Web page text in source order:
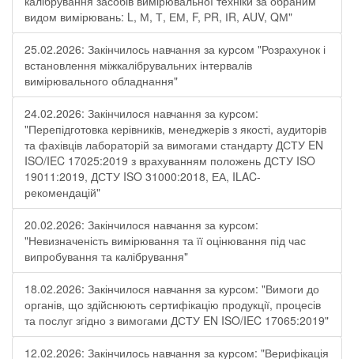
видом вимірювань: L, М, Т, ЕМ, F, РR, ІR, АUV, QМ"
25.02.2026: Закінчилось навчання за курсом "Розрахунок і
встановлення міжкалібрувальних інтервалів
вимірювального обладнання"
24.02.2026: Закінчилося навчання за курсом:
"Перепідготовка керівників, менеджерів з якості, аудиторів
та фахівців лабораторій за вимогами стандарту ДСТУ EN
ISO/IEC 17025:2019 з врахуванням положень ДСТУ ISO
19011:2019, ДСТУ ISO 31000:2018, ЕА, ILAC-
рекомендацій"
20.02.2026: Закінчилося навчання за курсом:
"Невизначеність вимірювання та її оцінювання під час
випробування та калібрування"
18.02.2026: Закінчилося навчання за курсом: "Вимоги до
органів, що здійснюють сертифікацію продукції, процесів
та послуг згідно з вимогами ДСТУ EN ISO/IEC 17065:2019"
12.02.2026: Закінчилось навчання за курсом: "Верифікація